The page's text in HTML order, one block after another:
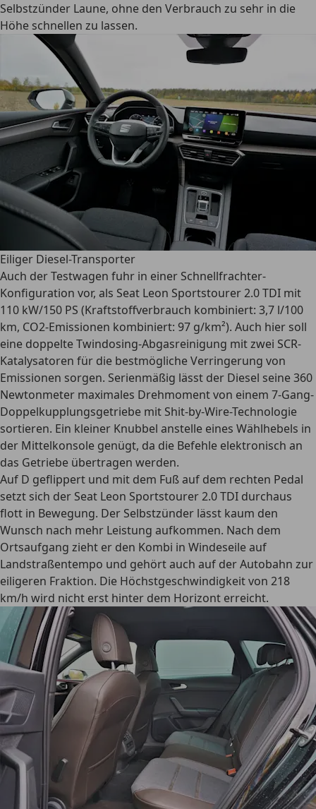
Selbstzünder Laune, ohne den Verbrauch zu sehr in die
Höhe schnellen zu lassen.
Eiliger Diesel-Transporter
Auch der Testwagen fuhr in einer Schnellfrachter-
Konfiguration vor, als Seat Leon Sportstourer 2.0 TDI mit
110 kW/150 PS (Kraftstoffverbrauch kombiniert: 3,7 l/100
km, CO2-Emissionen kombiniert: 97 g/km²). Auch hier soll
eine doppelte Twindosing-Abgasreinigung mit zwei SCR-
Katalysatoren für die bestmögliche Verringerung von
Emissionen sorgen. Serienmäßig lässt der Diesel seine 360
Newtonmeter maximales Drehmoment von einem 7-Gang-
Doppelkupplungsgetriebe mit Shit-by-Wire-Technologie
sortieren. Ein kleiner Knubbel anstelle eines Wählhebels in
der Mittelkonsole genügt, da die Befehle elektronisch an
das Getriebe übertragen werden.
Auf D geflippert und mit dem Fuß auf dem rechten Pedal
setzt sich der Seat Leon Sportstourer 2.0 TDI durchaus
flott in Bewegung. Der Selbstzünder lässt kaum den
Wunsch nach mehr Leistung aufkommen. Nach dem
Ortsaufgang zieht er den Kombi in Windeseile auf
Landstraßentempo und gehört auch auf der Autobahn zur
eiligeren Fraktion. Die Höchstgeschwindigkeit von 218
km/h wird nicht erst hinter dem Horizont erreicht.